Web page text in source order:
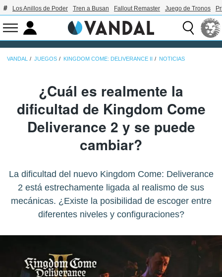
Los Anillos de Poder Tren a Busan Fallout Remaster Juego de Tronos
VANDAL JUEGOS KINGDOM COME: DELIVERANCE II NOTICIAS
¿Cuál es realmente la
dificultad de Kingdom Come
Deliverance 2 y se puede
cambiar?
La dificultad del nuevo Kingdom Come: Deliverance
2 está estrechamente ligada al realismo de sus
mecánicas. ¿Existe la posibilidad de escoger entre
diferentes niveles y configuraciones?